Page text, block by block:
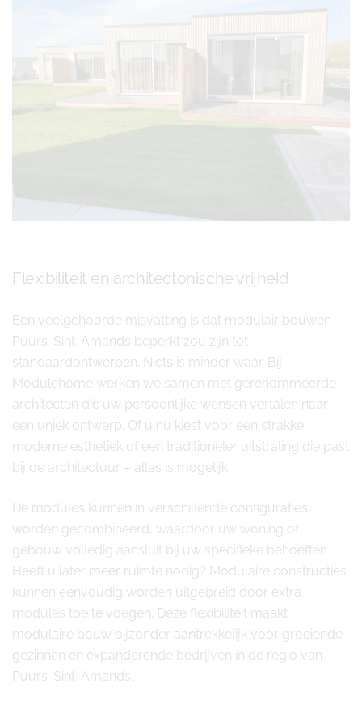
Flexibiliteit en architectonische vrijheid
Een veelgehoorde misvatting is dat modulair bouwen
Puurs-Sint-Amands beperkt zou zijn tot
standaardontwerpen. Niets is minder waar. Bij
Modulehome werken we samen met gerenommeerde
architecten die uw persoonlijke wensen vertalen naar
een uniek ontwerp. Of u nu kiest voor een strakke,
moderne esthetiek of een traditioneler uitstraling die past
bij de architectuur – alles is mogelijk.
De modules kunnen in verschillende configuraties
worden gecombineerd, waardoor uw woning of
gebouw volledig aansluit bij uw specifieke behoeften.
Heeft u later meer ruimte nodig? Modulaire constructies
kunnen eenvoudig worden uitgebreid door extra
modules toe te voegen. Deze flexibiliteit maakt
modulaire bouw bijzonder aantrekkelijk voor groeiende
gezinnen en expanderende bedrijven in de regio van
Puurs-Sint-Amands.